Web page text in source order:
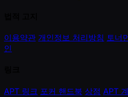
이용약관 개인정보 처리방침 토너
인
APT 링크 포커 핸드북 상점 APT